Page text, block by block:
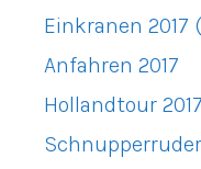
Einkranen 2017
Anfahren 2017
Hollandtour 2017